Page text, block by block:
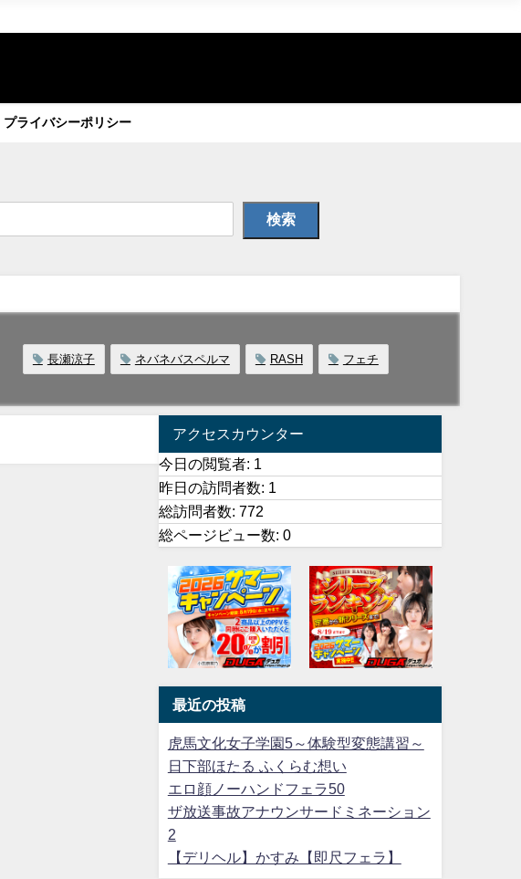
プライバシーポリシー
検索
長瀬涼子 ネバネバスペルマ RASH フェチ
アクセスカウンター
今日の閲覧者: 1
昨日の訪問者数: 1
総訪問者数: 772
総ページビュー数: 0
最近の投稿
虎馬文化女子学園5～体験型変態講習～
日下部ほたる ふくらむ想い
エロ顔ノーハンドフェラ50
ザ放送事故アナウンサードミネーション
2
【デリヘル】かすみ【即尺フェラ】